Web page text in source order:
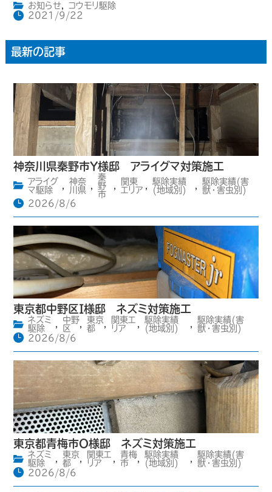
お知らせ,
コウモリ駆除
2021/9/22
最新の記事
神奈川県秦野市Y様邸 アライグマ対策施工
アライグ
マ駆除
神奈
川県
秦
野
市
関東
エリア
駆除実績
(地域別)
駆除実績(害
獣・害虫別)
2026/8/6
東京都中野区I様邸 ネズミ対策施工
ネズミ
駆除
,
中野
区
,
東京
都
,
関東エ
リア
,
駆除実績
(地域別)
,
駆除実績(害
獣・害虫別)
2026/8/6
東京都青梅市O様邸 ネズミ対策施工
ネズミ
駆除
,
東京
都
,
関東エ
リア
,
青梅
市
,
駆除実績
(地域別)
,
駆除実績(害
獣・害虫別)
2026/8/6